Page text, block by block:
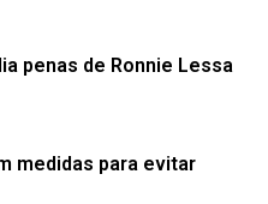
penas de Ronnie Lessa
medidas para evitar